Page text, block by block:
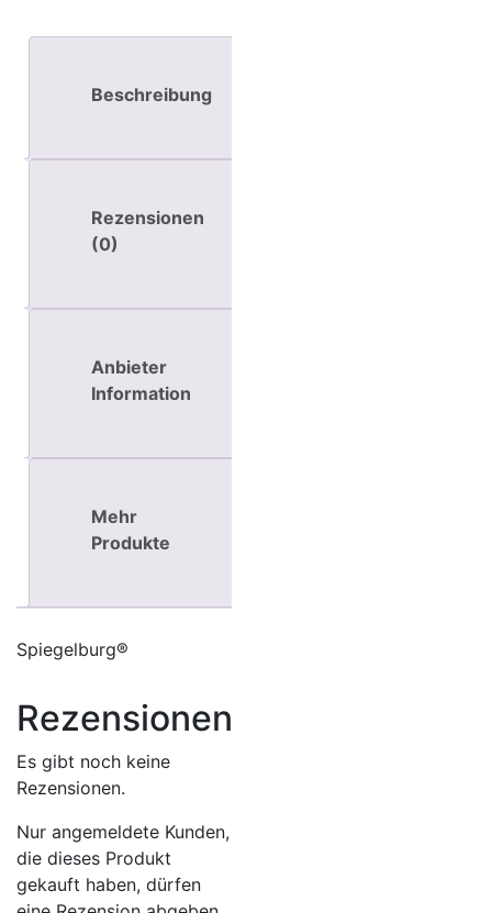
Beschreibung
Rezensionen
(0)
Anbieter
Information
Mehr
Produkte
Spiegelburg®
Rezensionen
Es gibt noch keine
Rezensionen.
Nur angemeldete Kunden,
die dieses Produkt
gekauft haben, dürfen